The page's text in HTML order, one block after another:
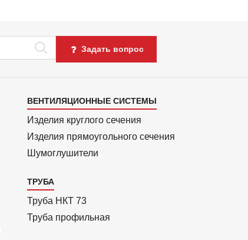
Задать вопрос
Каталог
4
ВЕНТИЛЯЦИОННЫЕ СИСТЕМЫ
Изделия круглого сечения
Изделия прямоуголь­ного сечения
Шумоглушители
ТРУБА
Труба НКТ 73
Труба профильная